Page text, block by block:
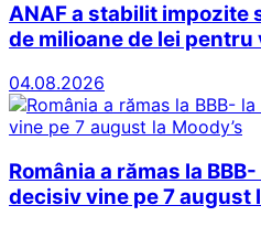
ANAF a stabilit impozite
de milioane de lei
04.08.2026
România a rămas la
decisiv vine pe 7 august